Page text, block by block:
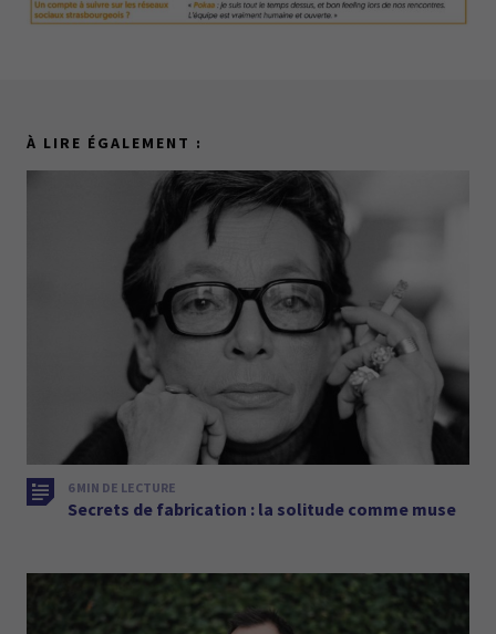
À LIRE ÉGALEMENT :
6 MIN DE LECTURE
Secrets de fabrication : la solitude comme muse